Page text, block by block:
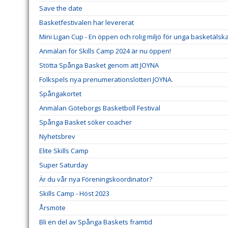
Save the date
Basketfestivalen har levererat
Mini Ligan Cup - En öppen och rolig miljö för unga
Anmälan för Skills Camp 2024 är nu öppen!
Stötta Spånga Basket genom att JOYNA
Folkspels nya prenumerationslotteri JOYNA.
Spångakortet
Anmälan Göteborgs Basketboll Festival
Spånga Basket söker coacher
Nyhetsbrev
Elite Skills Camp
Super Saturday
Är du vår nya Föreningskoordinator?
Skills Camp - Höst 2023
Årsmöte
Bli en del av Spånga Baskets framtid